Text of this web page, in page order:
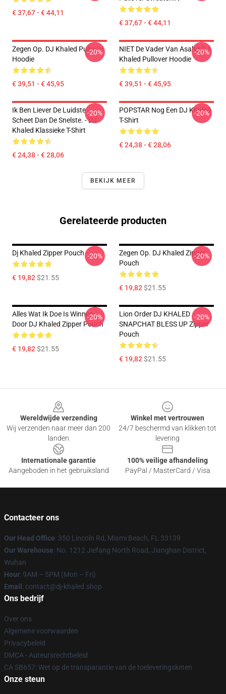
€ 37,67 - € 44,11
€ 37,67 - € 44,11
Zegen Op. DJ Khaled Pullover
Hoodie
€ 39,51 - € 45,95
-20%
NIET De Vader Van Asahd DJ
Khaled Pullover Hoodie
€ 39,51 - € 45,95
-20%
Ik Ben Liever De Luidste
Scheet Dan De Snelste. - DJ
Khaled Klassieke T-Shirt
€ 24,38 - € 28,06
-20%
POPSTAR Nog Een DJ Khaled
T-Shirt
€ 24,38 - € 28,06
-20%
BEKIJK MEER
Gerelateerde producten
Dj Khaled Zipper Pouch
€ 19,82$21.55
-20%
Zegen Op. DJ Khaled Zipper
Pouch
€ 19,82$21.55
-20%
Alles Wat Ik Doe Is Winnen
Door DJ Khaled Zipper Pouch
€ 19,82$21.55
-20%
Lion Order DJ KHALED
SNAPCHAT BLESS UP Zipper
Pouch
€ 19,82$21.55
-20%
Wereldwijde verzending
Wij verzenden naar meer dan 200
landen
Winkel met vertrouwen
24/7 beschermd van klikken tot
levering
Internationale garantie
Aangeboden in het gebruiksland
100% veilige afhandeling
PayPal / MasterCard / Visa
Contacteer ons
Our Head Office: 350 Lincoln Rd, Miami Beach, FL 33139
Our Warehouse: No. 1212 Jiefang North Road, Jianghan District,
Wuhan
Hour: 9AM – 5PM (Mon – Fri)
Email : contact@dj-khaled.shop
Ons bedrijf
Over ons
Algemene voorwaarden
Privacybeleid
DMCA - Auteursrechtbeleid
CA SB657: Wet op de transparantie van de toeleveringsketen
Onze steun